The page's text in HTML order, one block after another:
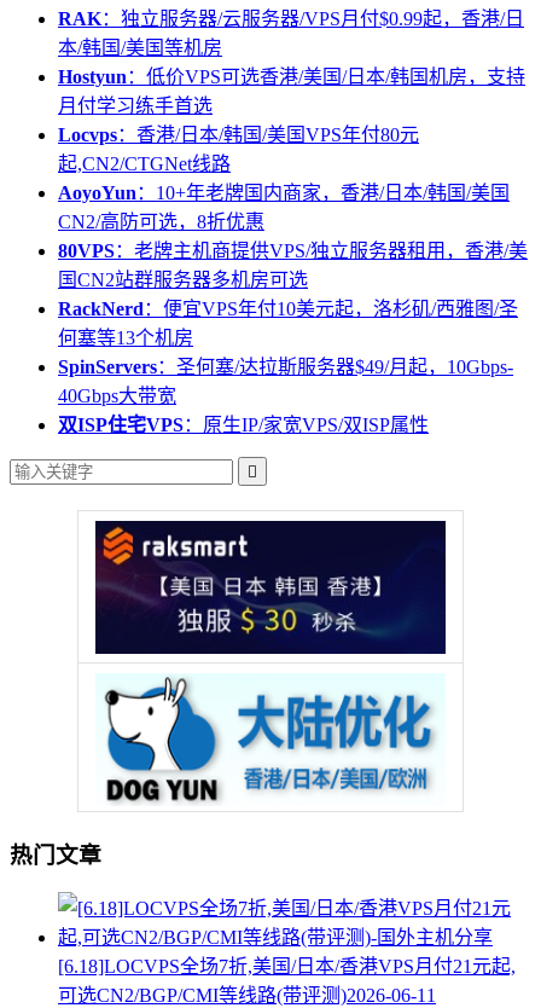
RAK：独立服务器/云服务器/VPS月付$0.99起，香港/日
本/韩国/美国等机房
Hostyun：低价VPS可选香港/美国/日本/韩国机房，支持
月付学习练手首选
Locvps：香港/日本/韩国/美国VPS年付80元
起,CN2/CTGNet线路
AoyoYun：10+年老牌国内商家，香港/日本/韩国/美国
CN2/高防可选，8折优惠
80VPS：老牌主机商提供VPS/独立服务器租用，香港/美
国CN2站群服务器多机房可选
RackNerd：便宜VPS年付10美元起，洛杉矶/西雅图/圣
何塞等13个机房
SpinServers：圣何塞/达拉斯服务器$49/月起，10Gbps-
40Gbps大带宽
双ISP住宅VPS：原生IP/家宽VPS/双ISP属性

热门文章
[6.18]LOCVPS全场7折,美国/日本/香港VPS月付21元起,
可选CN2/BGP/CMI等线路(带评测)2026-06-11